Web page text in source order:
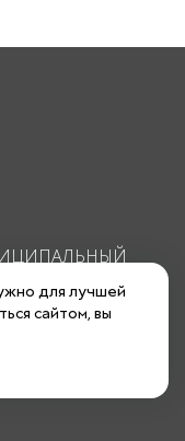
Д. 15/10 СТР .
для лучшей
сайтом, вы